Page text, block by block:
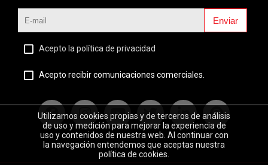
Enviar
Acepto la política de privacidad
Acepto recibir comunicaciones comerciales.
Utilizamos cookies propias y de terceros de análisis
de uso y medición para mejorar la experiencia de
uso y contenidos de nuestra web. Al continuar con
la navegación entendemos que aceptas nuestra
política de cookies.